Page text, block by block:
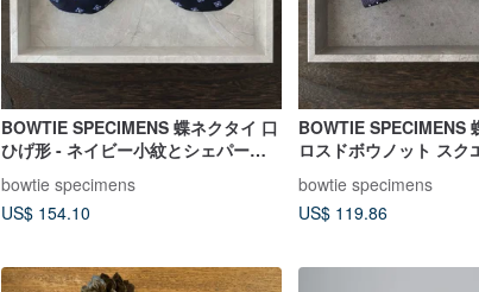
BOWTIE SPECIMENS 蝶ネクタイ 口
ひげ形 - ネイビー小紋とシェパード
bowtie specimens
US$ 154.10
BOWTIE SPECIMENS
ロスドボウノット スク
bowtie specimens
US$ 119.86